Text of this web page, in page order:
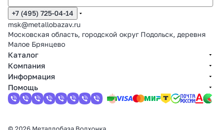
+7 (495) 725-04-14
msk@metallobazav.ru
Московская область, городской округ Подольск, деревня
Малое Брянцево
Каталог
Компания
Информация
Помощь